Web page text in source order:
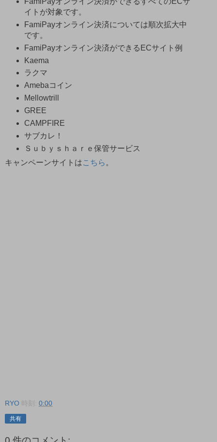
イトが対象です。
FamiPayオンライン決済については順次拡大中
です。
FamiPayオンライン決済ができるECサイト例
Kaema
ラクマ
Amebaコイン
Mellowtrill
GREE
CAMPFIRE
サブカレ！
Ｓｕｂｙｓｈａｒｅ保管サービス
キャンペーンサイトはこちら 。
RYO 時刻: 0:00
共有